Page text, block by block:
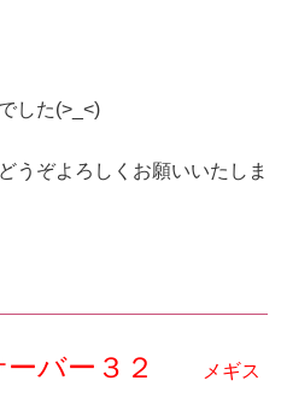
した(>_<)
うぞよろしくお願いいたしま
ーバー３２
メギス